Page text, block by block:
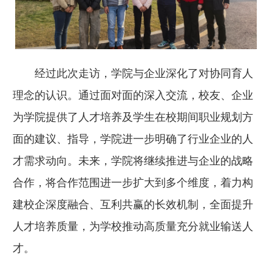
经过此次走访，学院与企业深化了对协同育人
理念的认识。通过面对面的深入交流，校友、企业
为学院提供了人才培养及学生在校期间职业规划方
面的建议、指导，学院进一步明确了行业企业的人
才需求动向。未来，学院将继续推进与企业的战略
合作，将合作范围进一步扩大到多个维度，着力构
建校企深度融合、互利共赢的长效机制，全面提升
人才培养质量，为学校推动高质量充分就业输送人
才。